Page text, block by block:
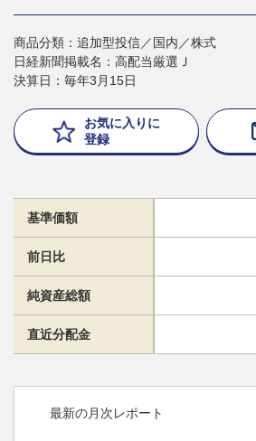
商品分類：追加型投信／国内／株式
日経新聞掲載名：高配当厳選Ｊ
決算日：毎年3月15日
お気に入りに
登録
基準価額
前日比
純資産総額
直近分配金
最新の月次レポート